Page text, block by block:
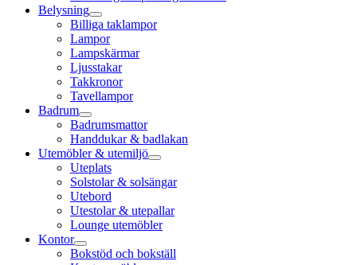
Belysning
Billiga taklampor
Lampor
Lampskärmar
Ljusstakar
Takkronor
Tavellampor
Badrum
Badrumsmattor
Handdukar & badlakan
Utemöbler & utemiljö
Uteplats
Solstolar & solsängar
Utebord
Utestolar & utepallar
Lounge utemöbler
Kontor
Bokstöd och bokställ